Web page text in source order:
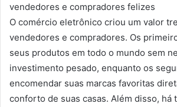
vendedores e compradores felizes
O comércio eletrônico criou um valor
vendedores e compradores. Os
seus produtos em todo o mundo sem
investimento pesado, enquanto os
encomendar suas marcas favoritas
conforto de suas casas. Além disso, há